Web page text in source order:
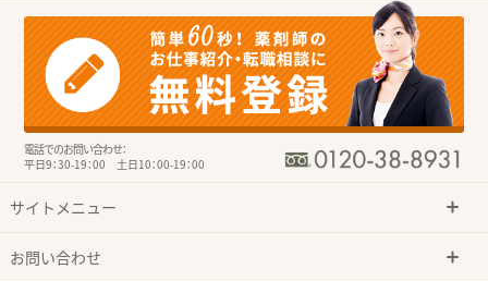
電話でのお問い合わせ：
平日9：30-19：00 土日10：00-19：00
サイトメニュー
お問い合わせ